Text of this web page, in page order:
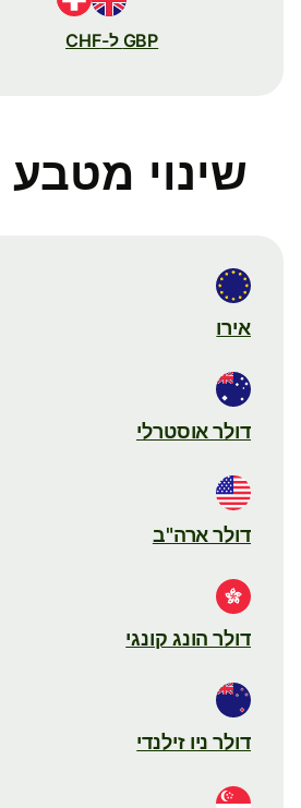
GBP ל-CHF
שינוי מטבע
אירו
דולר אוסטרלי
דולר ארה"ב
דולר הונג קונגי
דולר ניו זילנדי